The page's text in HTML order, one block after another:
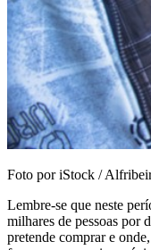
Foto por iStock /
Lembre-se que neste
milhares de pessoas por
pretende comprar e